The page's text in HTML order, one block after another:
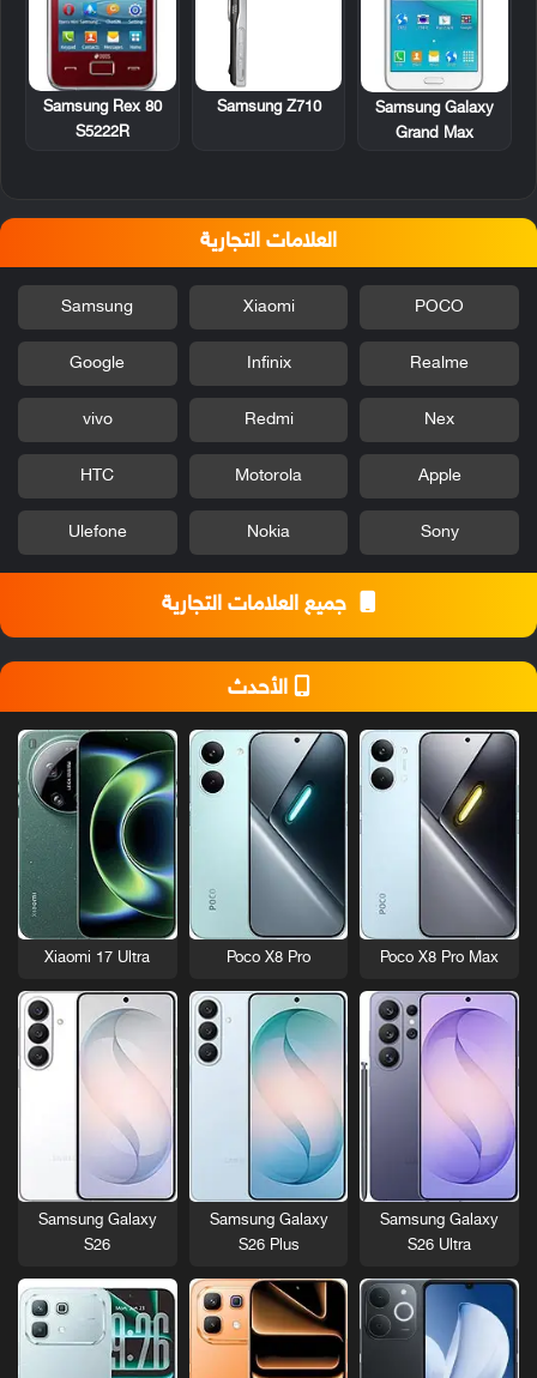
Samsung Galaxy
Grand Max
Samsung Z710
Samsung Rex 80
S5222R
العلامات التجارية
POCO
Xiaomi
Samsung
Realme
Infinix
Google
Nex
Redmi
vivo
Apple
Motorola
HTC
Sony
Nokia
Ulefone
جميع العلامات التجارية
الأحدث
Poco X8 Pro Max
Poco X8 Pro
Xiaomi 17 Ultra
Samsung Galaxy
S26 Ultra
Samsung Galaxy
S26 Plus
Samsung Galaxy
S26